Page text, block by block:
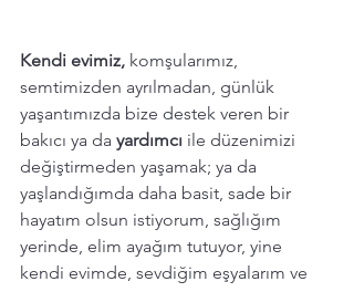
Kendi evimiz, komşularımız,
semtimizden ayrılmadan, günlük
yaşantımızda bize destek veren bir
bakıcı ya da yardımcı ile düzenimizi
değiştirmeden yaşamak; ya da
yaşlandığımda daha basit, sade bir
hayatım olsun istiyorum, sağlığım
yerinde, elim ayağım tutuyor, yine
kendi evimde, sevdiğim eşyalarım ve